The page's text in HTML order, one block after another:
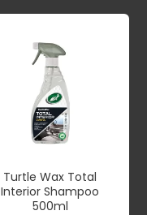
Turtle Wax Total
Interior Shampoo
500ml